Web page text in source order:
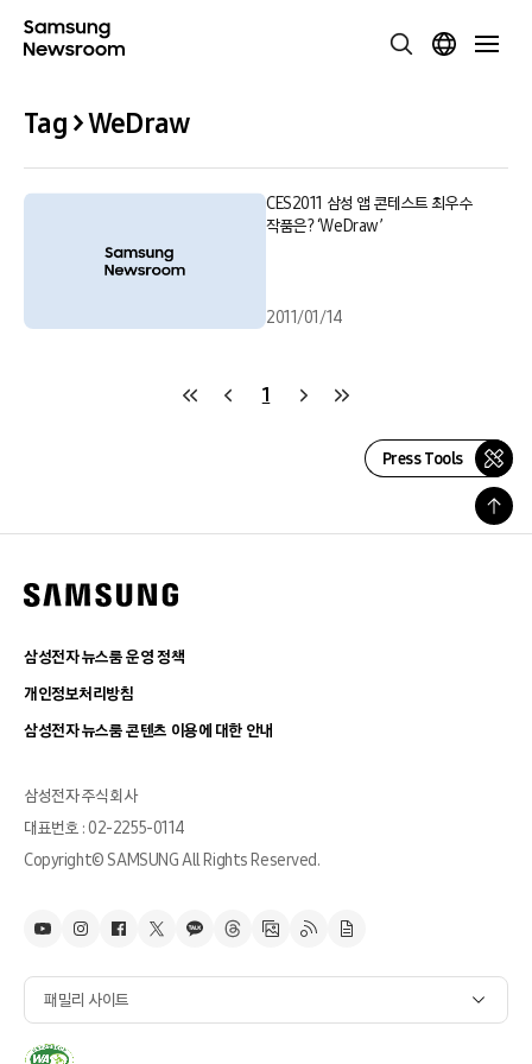
Tag > WeDraw
CES2011 삼성 앱 콘테스트 최우수
작품은? ‘WeDraw’
2011/01/14
1
Press Tools
삼성전자 뉴스룸 운영 정책
개인정보처리방침
삼성전자 뉴스룸 콘텐츠 이용에 대한 안내
삼성전자 주식회사
대표번호 : 02-2255-0114
Copyright© SAMSUNG All Rights Reserved.
패밀리 사이트